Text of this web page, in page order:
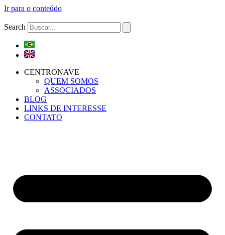
Ir para o conteúdo
Search
CENTRONAVE
QUEM SOMOS
ASSOCIADOS
BLOG
LINKS DE INTERESSE
CONTATO